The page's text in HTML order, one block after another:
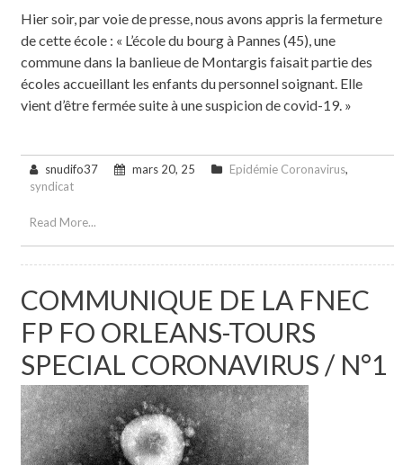
Hier soir, par voie de presse, nous avons appris la fermeture
de cette école : « L’école du bourg à Pannes (45), une
commune dans la banlieue de Montargis faisait partie des
écoles accueillant les enfants du personnel soignant. Elle
vient d’être fermée suite à une suspicion de covid-19. »
snudifo37 mars 20, 25 Epidémie Coronavirus,
syndicat
Read More...
COMMUNIQUE DE LA FNEC
FP FO ORLEANS-TOURS
SPECIAL CORONAVIRUS / N°1